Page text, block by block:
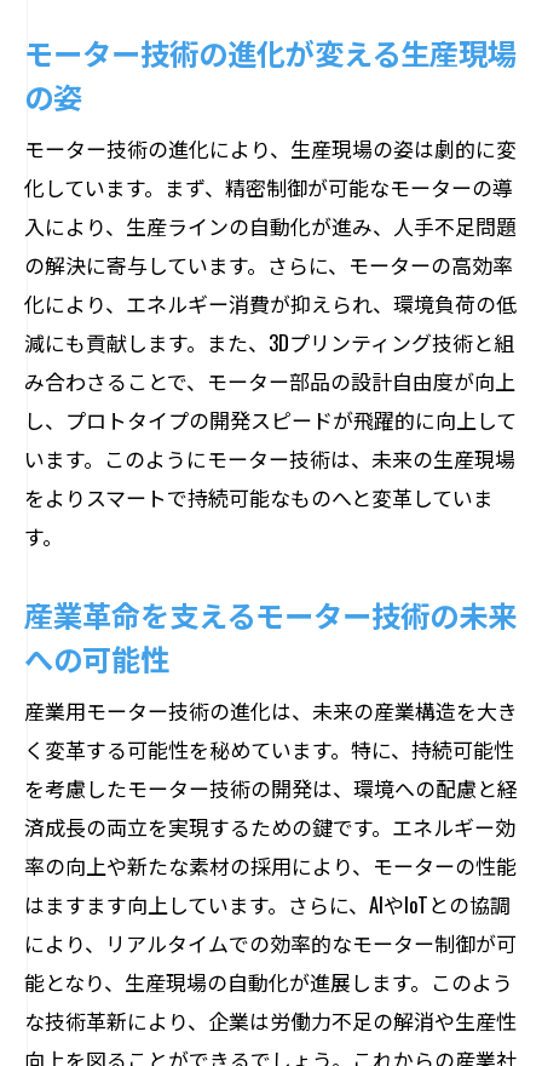
ーション
未来の経済発展を導くモーター革新
現代産業を支えるモーター技術の革新
現代産業におけるモーター技術の重要性
モーター技術が支える現代産業の強化
現代の生産活動を変革するモーターの革
新
モーター技術がもたらす現代産業の変化
革新を続けるモーター技術とその影響
現代産業の基盤を支えるモーターの進化
モーターの進化がもたらす産業構造の変
化
モーター技術による産業構造の革新
未来の産業を支えるモーターの新たな役
割
モーター技術がもたらす産業構造の未来
像
労働力不足解消に貢献するモーターの役割
労働力不足を補うモーター技術の力
モーター技術がもたらす労働力不足解消
モーター技術の進化が変える生産現場
の姿
モーター技術の進化により、生産現場の姿は劇的に変
化しています。まず、精密制御が可能なモーターの導
入により、生産ラインの自動化が進み、人手不足問題
の解決に寄与しています。さらに、モーターの高効率
化により、エネルギー消費が抑えられ、環境負荷の低
減にも貢献します。また、3Dプリンティング技術と組
み合わさることで、モーター部品の設計自由度が向上
し、プロトタイプの開発スピードが飛躍的に向上して
います。このようにモーター技術は、未来の生産現場
をよりスマートで持続可能なものへと変革していま
す。
産業革命を支えるモーター技術の未来
への可能性
産業用モーター技術の進化は、未来の産業構造を大き
く変革する可能性を秘めています。特に、持続可能性
を考慮したモーター技術の開発は、環境への配慮と経
済成長の両立を実現するための鍵です。エネルギー効
率の向上や新たな素材の採用により、モーターの性能
はますます向上しています。さらに、AIやIoTとの協調
により、リアルタイムでの効率的なモーター制御が可
能となり、生産現場の自動化が進展します。このよう
な技術革新により、企業は労働力不足の解消や生産性
向上を図ることができるでしょう。これからの産業社